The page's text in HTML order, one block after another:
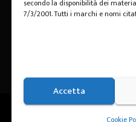
secondo la disponibilità dei
7/3/2001. Tutti i marchi e nomi
Accetta
Cookie